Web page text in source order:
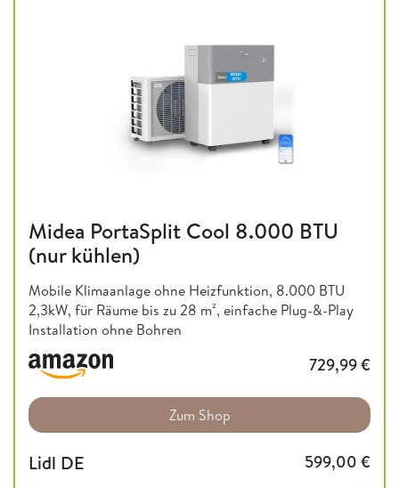
Midea PortaSplit Cool 8.000 BTU
(nur kühlen)
Mobile Klimaanlage ohne Heizfunktion, 8.000 BTU
2,3kW, für Räume bis zu 28 m², einfache Plug-&-Play
Installation ohne Bohren
729,99€
Zum Shop
Lidl DE 599,00 €